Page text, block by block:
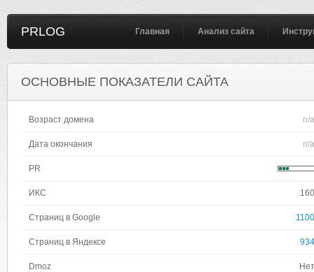
PRLOG Главная Анализ сайта
ОСНОВНЫЕ ПОКАЗАТЕЛИ САЙТА
Возраст домена n/a
Дата окончания n/a
PR
ИКС 160
Страниц в Google 1100
Страниц в Яндексе 934
Dmoz Нет